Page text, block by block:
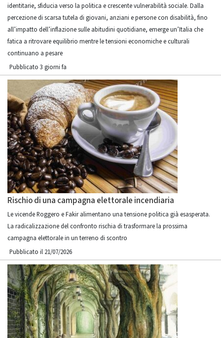
identitarie, sfiducia verso la politica e crescente vulnerabilità sociale. Dalla
percezione di scarsa tutela di giovani, anziani e persone con disabilità, fino
all’impatto dell’inflazione sulle abitudini quotidiane, emerge un’Italia che
fatica a ritrovare equilibrio mentre le tensioni economiche e culturali
continuano a pesare
Pubblicato 3 giorni fa
Rischio di una campagna elettorale incendiaria
Le vicende Roggero e Fakir alimentano una tensione politica già esasperata.
La radicalizzazione del confronto rischia di trasformare la prossima
campagna elettorale in un terreno di scontro
Pubblicato il 21/07/2026